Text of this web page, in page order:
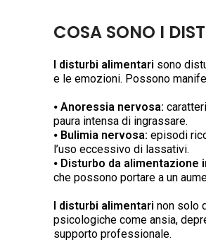
COSA SONO I
I disturbi alimentari sono
e le emozioni. Possono
⦁ Anoressia nervosa:
paura intensa di ingrassare.
⦁ Bulimia nervosa: episodi
l’uso eccessivo di lassativi.
⦁ Disturbo da alimentazione
che possono portare a un
I disturbi alimentari non solo
psicologiche come ansia,
supporto professionale.